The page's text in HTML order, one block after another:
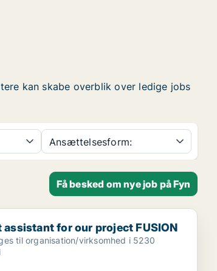
kan skabe overblik over ledige jobs
Ansættelsesform:
Få besked om nye job på Fyn
for our project FUSION
assistant for our project FUSION
til organisation/virksomhed i 5230